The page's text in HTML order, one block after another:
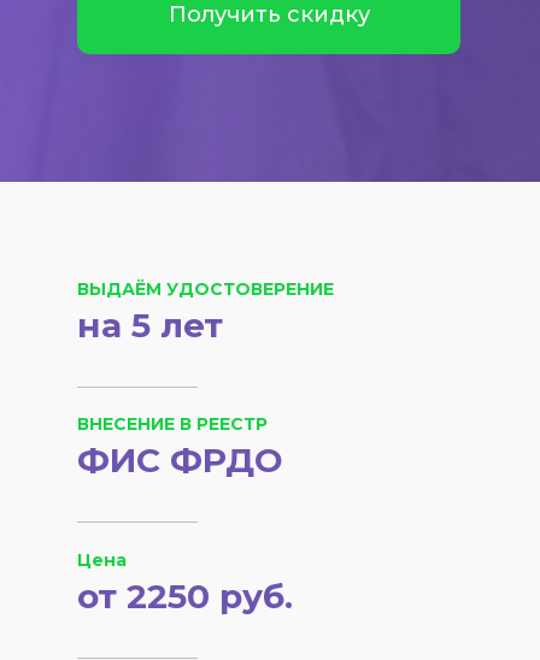
Получить скидку
ВЫДАЁМ УДОСТОВЕРЕНИЕ
на 5 лет
ВНЕСЕНИЕ В РЕЕСТР
ФИС ФРДО
Цена
от 2250 руб.